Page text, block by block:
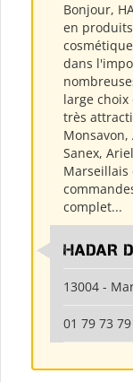
Bonjour,
en
dans
large
très
Monsavon,
Sanex,
Marseillais
complet...
HADAR
13004 -
01 79 73